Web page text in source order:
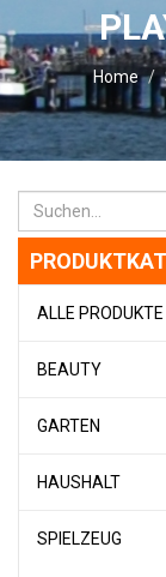
Home
ALLE PRODUKTE
BEAUTY
GARTEN
HAUSHALT
SPIELZEUG